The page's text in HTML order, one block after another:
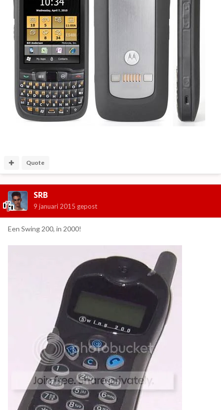
Quote
SRB
9 januari 2015 gepost
Een Swing 200, in 2000!